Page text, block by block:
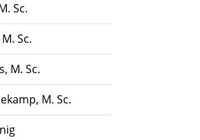
Sc.
Sc.
M. Sc.
M. Sc.